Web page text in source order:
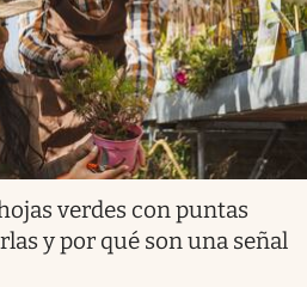
verdes con puntas
y por qué son una señal